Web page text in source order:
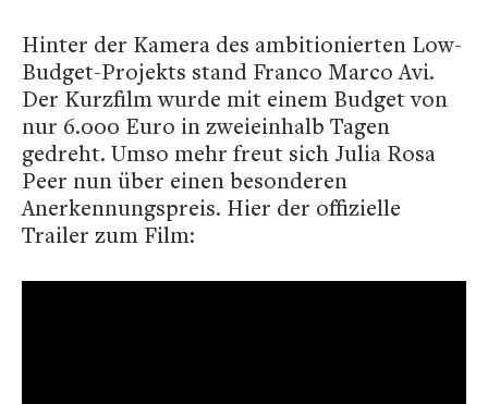
Hinter der Kamera des ambitionierten Low-
Budget-Projekts stand Franco Marco Avi.
Der Kurzfilm wurde mit einem Budget von
nur 6.000 Euro in zweieinhalb Tagen
gedreht. Umso mehr freut sich Julia Rosa
Peer nun über einen besonderen
Anerkennungspreis. Hier der offizielle
Trailer zum Film: